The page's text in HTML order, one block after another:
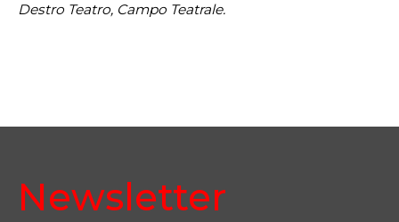
Destro Teatro, Campo Teatrale.
Newsletter